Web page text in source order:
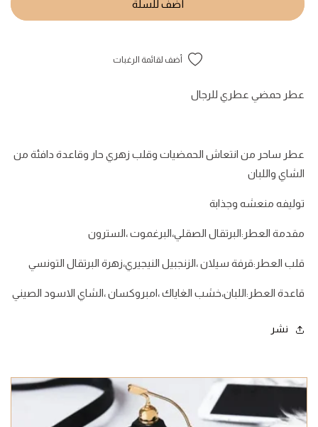
أضف للسلة
أضف لقائمة الرغبات
عطر حمضي عطري للرجال
عطر ساحر من انتعاش الحمضيات وقلب زهري حار وقاعدة دافئة من
الشاي واللبان
توليفه منعشه وجذابة
مقدمة العطر:البرتقال الصقلي،البرغموت ،السترون
قلب العطر:قرفة سيلان ،الزنجبيل النيجيري،زهرة البرتقال التونسي
قاعدة العطر:اللبان،خشب الغاياك ،امبروكسان ،الشاي الاسود الصيني
نشر